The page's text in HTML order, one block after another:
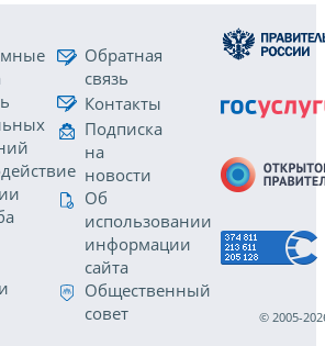
Обратная
связь
Контакты
Подписка
на
новости
Об
использовании
информации
сайта
Общественный
совет
© 2005-